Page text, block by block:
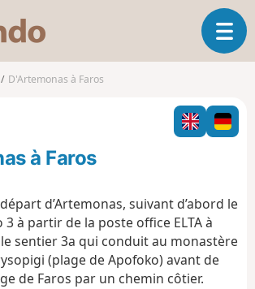
s
o
o
O
u
i
r
l
v
g
D'Artemonas à Faros
à Faros
d’Artemonas, suivant d’abord le
à partir de la poste office ELTA à
sentier 3a qui conduit au monastère
(plage de Apofoko) avant de
de Faros par un chemin côtier.